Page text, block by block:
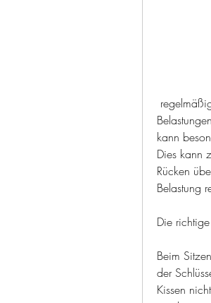
kann
Dies kann
Rücken
Belastung
Die
Beim
der
Kissen